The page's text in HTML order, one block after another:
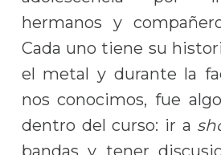
hermanos y
Cada uno tiene su
el metal y durante la
nos conocimos, fue
dentro del curso: ir a
bandas y tener